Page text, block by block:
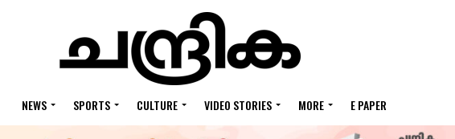
NEWS SPORTS CULTURE VIDEO STORIES MORE E PAPER